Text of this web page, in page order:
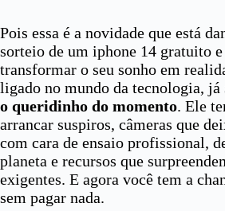
Pois essa é a novidade que está
sorteio de um iphone 14 gratuito
transformar o seu sonho em
ligado no mundo da tecnologia, já
o queridinho do momento. Ele
arrancar suspiros, câmeras que
com cara de ensaio profissional,
planeta e recursos que
exigentes. E agora você tem a
sem pagar nada.